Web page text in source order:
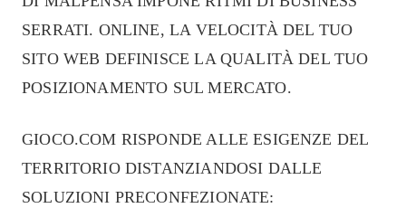
SERRATI. ONLINE, LA VELOCITÀ DEL TUO
SITO WEB DEFINISCE LA QUALITÀ DEL TUO
POSIZIONAMENTO SUL MERCATO.
GIOCO.COM RISPONDE ALLE ESIGENZE DEL
TERRITORIO DISTANZIANDOSI DALLE
SOLUZIONI PRECONFEZIONATE: